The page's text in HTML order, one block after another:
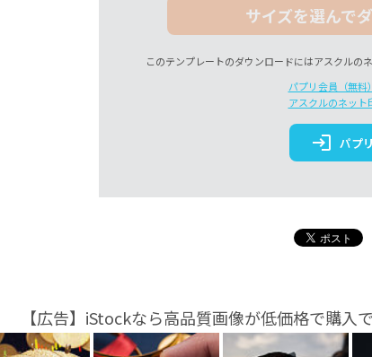
サイズを選んで
このテンプレートのダウンロードにはアスクルの
パプリ会員（無料
アスクルのネット
login パプ
【広告】iStockなら高品質画像が低価格で購入